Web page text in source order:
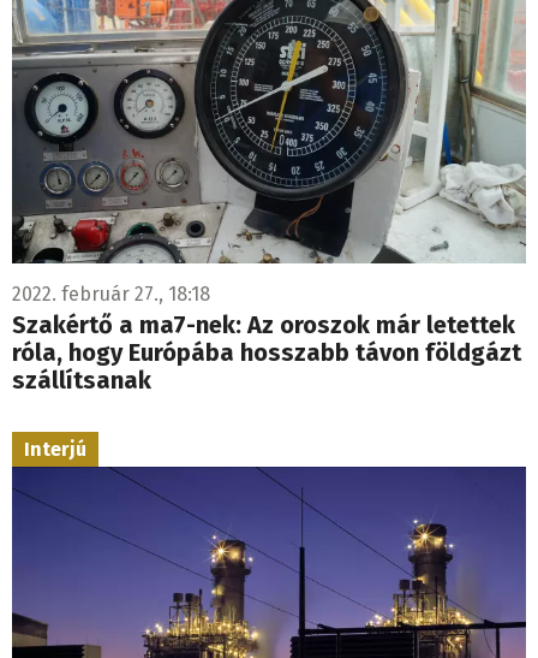
2022. február 27., 18:18
Szakértő a ma7-nek: Az oroszok már letettek
róla, hogy Európába hosszabb távon földgázt
szállítsanak
Interjú